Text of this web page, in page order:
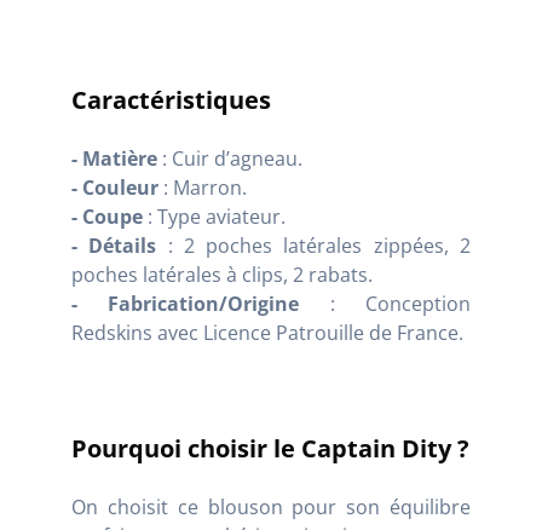
Caractéristiques
- Matière : Cuir d’agneau.
- Couleur : Marron.
- Coupe : Type aviateur.
- Détails : 2 poches latérales zippées, 2
poches latérales à clips, 2 rabats.
- Fabrication/Origine : Conception
Redskins avec Licence Patrouille de France.
Pourquoi choisir le Captain Dity ?
On choisit ce blouson pour son équilibre